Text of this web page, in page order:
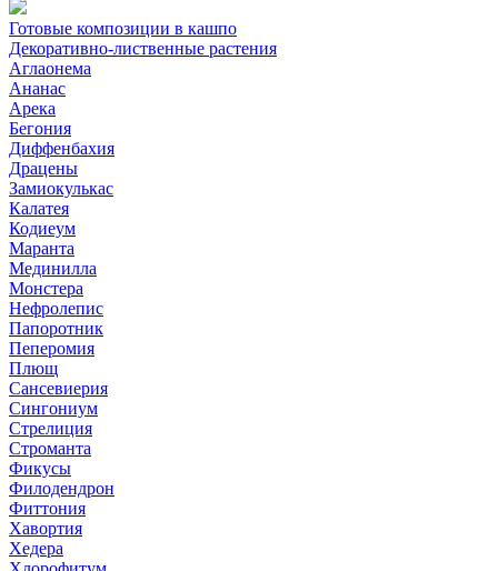
Готовые композиции в кашпо
Декоративно-лиственные растения
Аглаонема
Ананас
Арека
Бегония
Диффенбахия
Драцены
Замиокулькас
Калатея
Кодиеум
Маранта
Мединилла
Монстера
Нефролепис
Папоротник
Пеперомия
Плющ
Сансевиерия
Сингониум
Стрелиция
Строманта
Фикусы
Филодендрон
Фиттония
Хавортия
Хедера